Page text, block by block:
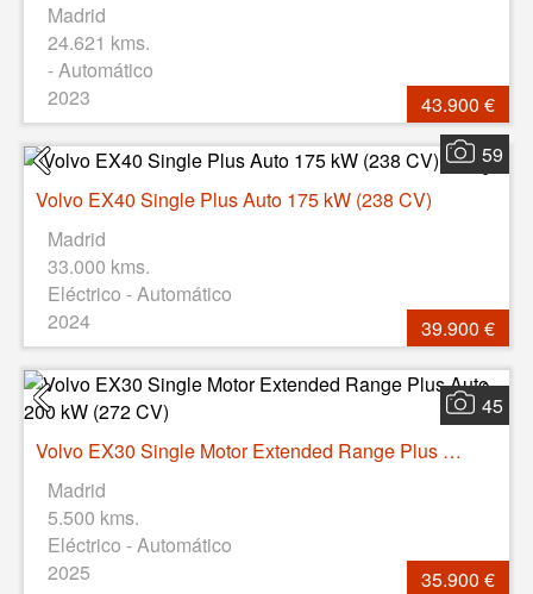
Madrid
24.621 kms.
- Automático
2023
43.900 €
59
Volvo EX40 Single Plus Auto 175 kW (238 CV)
Madrid
33.000 kms.
Eléctrico - Automático
2024
39.900 €
45
Volvo EX30 Single Motor Extended Range Plus Auto 200 kW (272 CV)
Madrid
5.500 kms.
Eléctrico - Automático
2025
35.900 €